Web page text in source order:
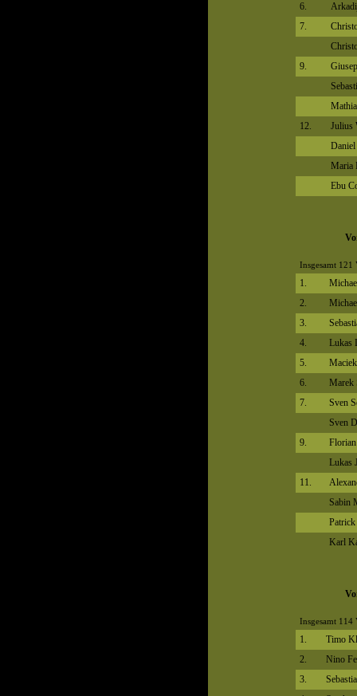
6.
7.
9.
12.
Julius
Maria
Ebu
Insgesamt 121
1.
2.
3.
4.
Lukas
5.
6.
Marek
7.
Sven
Sven
9.
Lukas
11.
Sabin
Karl
Insgesamt 114
1.
Timo
2.
Nino
3.